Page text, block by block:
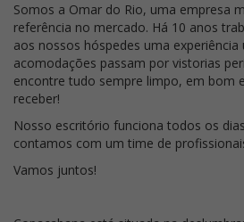
Somos a Omar do Rio, uma empresa
referência no mercado. Há 10 anos
aos nossos hóspedes uma experiência
acomodações passam por vistorias
encontre tudo sempre limpo, em bom
receber!
Nosso escritório funciona todos os
contamos com um time de
Vamos juntos!